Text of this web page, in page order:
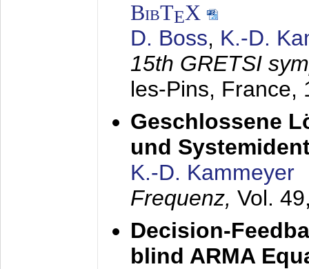
BibTEX
D. Boss, K.-D.
15th GRETSI
les-Pins, France,
Geschlossene
und
K.-D. Kammeyer
Frequenz, Vol.
Decision-
blind ARMA